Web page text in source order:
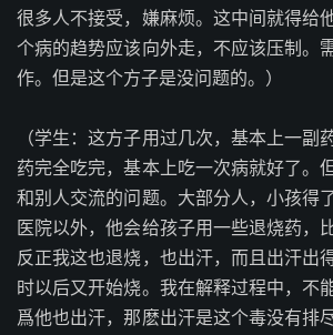
很多人不接受，嫌麻烦。这中间就得给
个病的趋势应该向外走，不应该压制。
作。但是这个方子是没问题的。）
（学生：这方子用过几次，基本上一副
药完全吃完，基本上吃一次病就好了。
和别人交流的问题。大部分人，小孩得
医院以外，他会给孩子用一些退烧药，
反正我这也退烧，也出汗，而且出汗出
时以后又开始烧。我在解释过程中，不
爲他也出汗，那麽出汗是这个毒没有排